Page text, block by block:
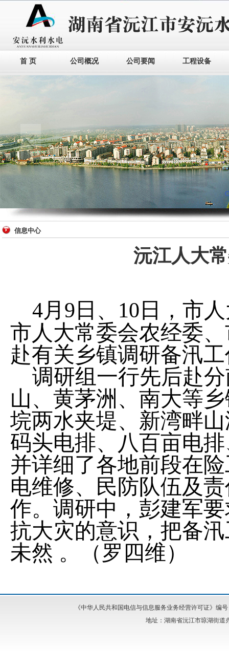
首 页 公司概况 公司要闻 工程设备
1
信息中心
沅江人大
4月 9 日、 10 日，市
市人大常委会农经委
赴有关乡镇调研备汛
调研组一行先后赴
山、黄茅洲、南大等
垸两水夹堤、新湾畔
码头电排、八百亩电
并详细了各地前段在
电维修、民防队伍及
作。调研中，彭建军
抗大灾的意识，把备
未然 。（罗四维）
《中华人民共和国电信与信息服务业务经营许可证》编
地址：湖南省沅江市琼湖街